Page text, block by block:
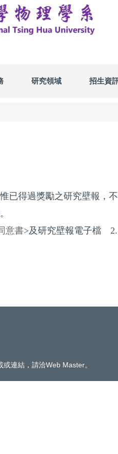
研究領域 招生資
已得過獎勵之研究壁報，不
意書>及研究壁報電子檔
連結，請洽Web Master。